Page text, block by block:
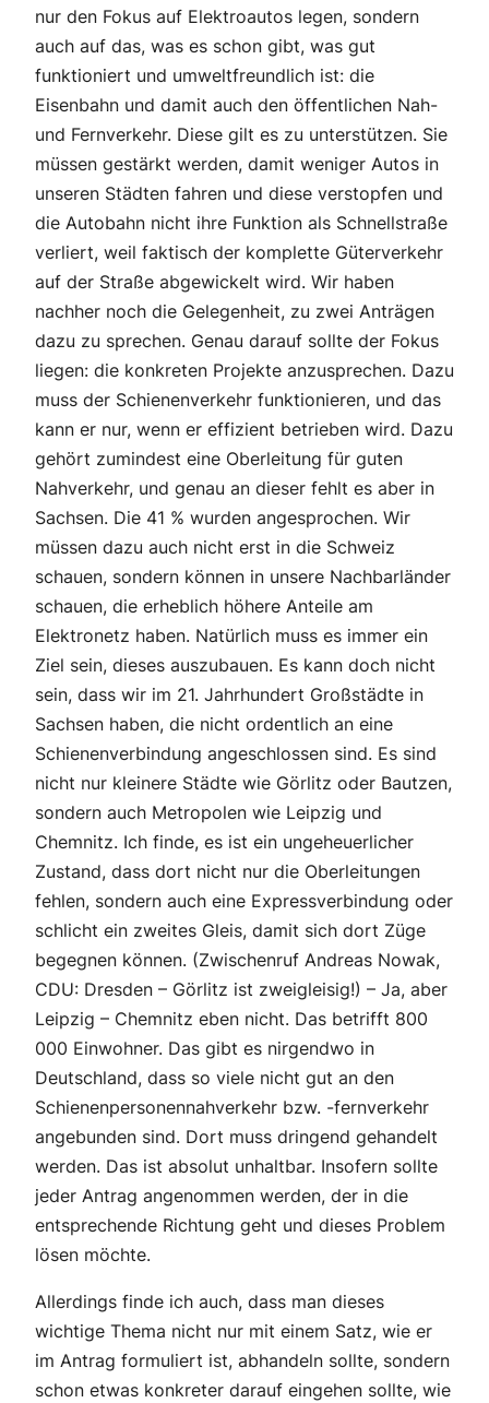
nur den Fokus auf Elektroautos legen, sondern
auch auf das, was es schon gibt, was gut
funktioniert und umweltfreundlich ist: die
Eisenbahn und damit auch den öffentlichen Nah-
und Fernverkehr. Diese gilt es zu unterstützen. Sie
müssen gestärkt werden, damit weniger Autos in
unseren Städten fahren und diese verstopfen und
die Autobahn nicht ihre Funktion als Schnellstraße
verliert, weil faktisch der komplette Güterverkehr
auf der Straße abgewickelt wird. Wir haben
nachher noch die Gelegenheit, zu zwei Anträgen
dazu zu sprechen. Genau darauf sollte der Fokus
liegen: die konkreten Projekte anzusprechen. Dazu
muss der Schienenverkehr funktionieren, und das
kann er nur, wenn er effizient betrieben wird. Dazu
gehört zumindest eine Oberleitung für guten
Nahverkehr, und genau an dieser fehlt es aber in
Sachsen. Die 41 % wurden angesprochen. Wir
müssen dazu auch nicht erst in die Schweiz
schauen, sondern können in unsere Nachbarländer
schauen, die erheblich höhere Anteile am
Elektronetz haben. Natürlich muss es immer ein
Ziel sein, dieses auszubauen. Es kann doch nicht
sein, dass wir im 21. Jahrhundert Großstädte in
Sachsen haben, die nicht ordentlich an eine
Schienenverbindung angeschlossen sind. Es sind
nicht nur kleinere Städte wie Görlitz oder Bautzen,
sondern auch Metropolen wie Leipzig und
Chemnitz. Ich finde, es ist ein ungeheuerlicher
Zustand, dass dort nicht nur die Oberleitungen
fehlen, sondern auch eine Expressverbindung oder
schlicht ein zweites Gleis, damit sich dort Züge
begegnen können. (Zwischenruf Andreas Nowak,
CDU: Dresden – Görlitz ist zweigleisig!) – Ja, aber
Leipzig – Chemnitz eben nicht. Das betrifft 800
000 Einwohner. Das gibt es nirgendwo in
Deutschland, dass so viele nicht gut an den
Schienenpersonennahverkehr bzw. -fernverkehr
angebunden sind. Dort muss dringend gehandelt
werden. Das ist absolut unhaltbar. Insofern sollte
jeder Antrag angenommen werden, der in die
entsprechende Richtung geht und dieses Problem
lösen möchte.
Allerdings finde ich auch, dass man dieses
wichtige Thema nicht nur mit einem Satz, wie er
im Antrag formuliert ist, abhandeln sollte, sondern
schon etwas konkreter darauf eingehen sollte, wie